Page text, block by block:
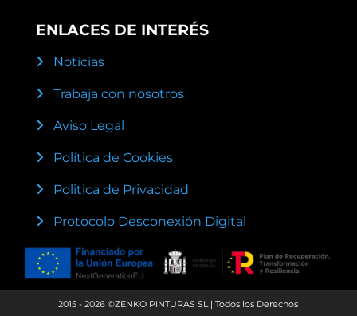
ENLACES DE INTERÉS
Noticias
Trabaja con nosotros
Aviso Legal
Política de Cookies
Politica de Privacidad
Protocolo Desconexión Digital
2015 - 2026 ©ZENKO PINTURAS SL | Todos los Derechos